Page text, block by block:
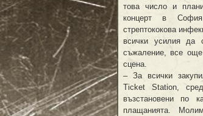
това число и
концерт в
стрептококова
всички усилия да
съжаление, все
сцена.
– За всички
Ticket Station,
възстановени по
плащанията.